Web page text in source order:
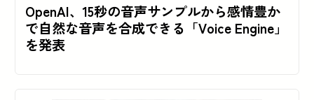
OpenAI、15秒の音声サンプルから感情豊か
で自然な音声を合成できる「Voice Engine」
を発表